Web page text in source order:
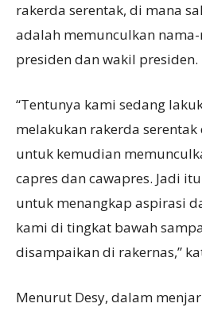
rakerda serentak, di mana
adalah memunculkan
presiden dan wakil presiden.
“Tentunya kami sedang
melakukan rakerda serentak
untuk kemudian
capres dan cawapres. Jadi
untuk menangkap aspirasi
kami di tingkat bawah
disampaikan di rakernas,”
Menurut Desy, dalam